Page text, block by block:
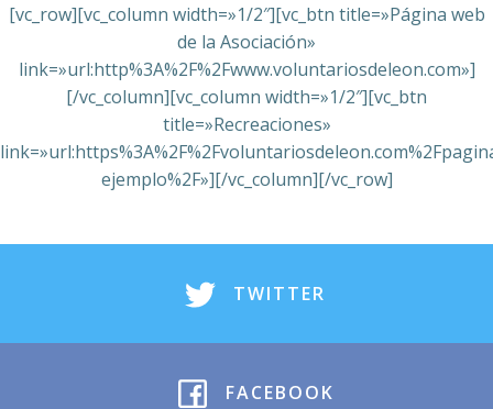
[vc_row][vc_column width=»1/2″][vc_btn title=»Página web
de la Asociación»
link=»url:http%3A%2F%2Fwww.voluntariosdeleon.com»]
[/vc_column][vc_column width=»1/2″][vc_btn
title=»Recreaciones»
ejemplo%2F»][/vc_column][/vc_row]
TWITTER
FACEBOOK